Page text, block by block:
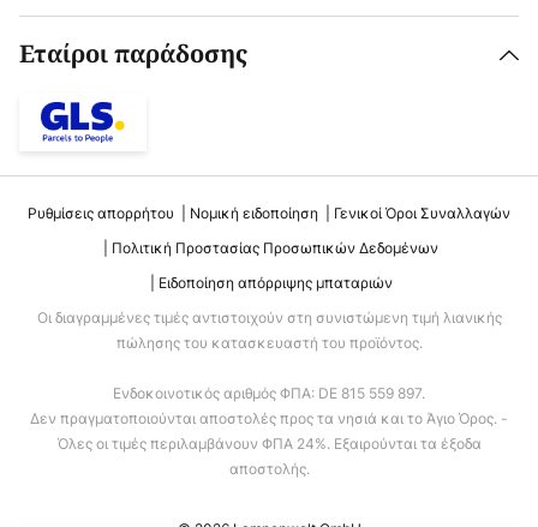
Εταίροι παράδοσης
Ρυθμίσεις απορρήτου Νομική ειδοποίηση
Γενικοί Όροι Συναλλαγών
Πολιτική Προστασίας Προσωπικών Δεδομένων
Ειδοποίηση απόρριψης μπαταριών
Οι διαγραμμένες τιμές αντιστοιχούν στη συνιστώμενη τιμή λιανικής
πώλησης του κατασκευαστή του προϊόντος.
Ενδοκοινοτικός αριθμός ΦΠΑ: DE 815 559 897.
Δεν πραγματοποιούνται αποστολές προς τα νησιά και το Άγιο Όρος. -
Όλες οι τιμές περιλαμβάνουν ΦΠΑ 24%. Εξαιρούνται τα έξοδα
αποστολής.